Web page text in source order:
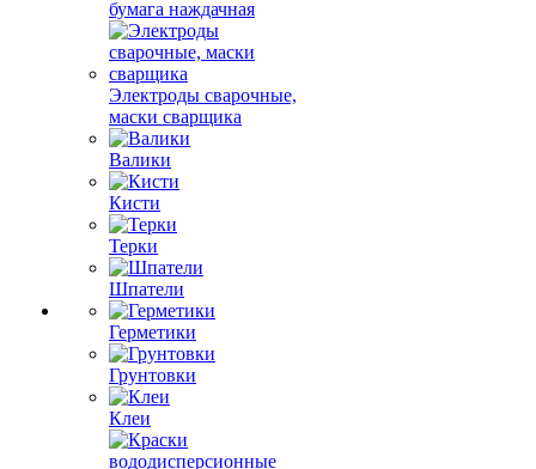
бумага наждачная
Электроды сварочные,
маски сварщика
Валики
Кисти
Терки
Шпатели
Герметики
Грунтовки
Клеи